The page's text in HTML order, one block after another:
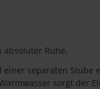
absoluter Ruhe.
separaten Stube
sorgt der